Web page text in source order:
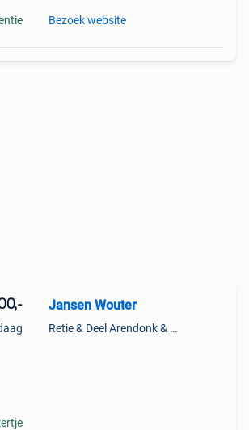
Bezoek website
Jansen Wouter
Retie & Deel Arendonk & Oud-Turnhout